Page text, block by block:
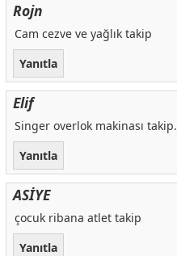
Rojn
Cam cezve ve yağlık takip
Yanıtla
Elif
Singer overlok makinası takip.
Yanıtla
ASİYE
çocuk ribana atlet takip
Yanıtla